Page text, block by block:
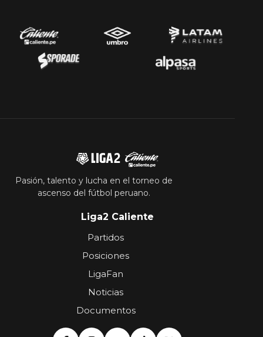
Pasión, talento y lucha en el torneo de
ascenso del fútbol peruano.
Liga2 Caliente
Partidos
Posiciones
LigaFan
Noticias
Documentos